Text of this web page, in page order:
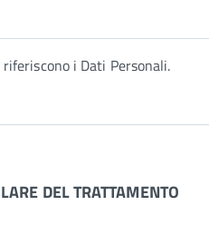
i Dati Personali.
DEL TRATTAMENTO